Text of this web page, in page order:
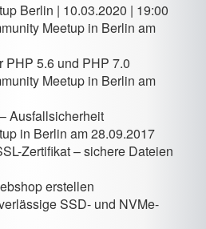
Berlin | 10.03.2020 | 19:00
Meetup in Berlin am
PHP 5.6 und PHP 7.0
Meetup in Berlin am
Ausfallsicherheit
in Berlin am 28.09.2017
Zertifikat – sichere Dateien
erstellen
SSD- und NVMe-